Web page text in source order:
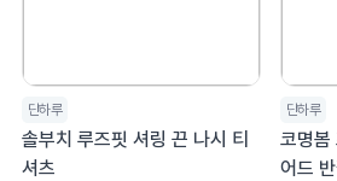
단하루
솔부치 루즈핏 셔링 끈 나시 티
셔츠
단하루
코명봄
어드